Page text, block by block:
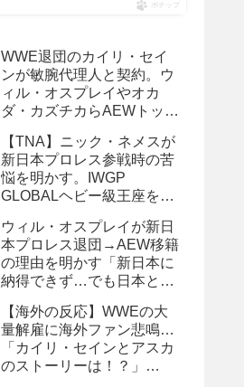
ポチップ
WWE退団のカイリ・セイ
ンが敏腕代理人と契約。ウ
ィル・オスプレイやオカ
ダ・カズチカらAEWトップ
【TNA】ニック・ネメスが
新日本プロレス参戦時の苦
悩を明かす。IWGP
GLOBALヘビー級王座を
挫
ウィル・オスプレイが新日
本プロレス退団→AEW移籍
の理由を明かす「新日本に
納得できず…でも日本との
【海外の反応】WWEの大
量解雇に海外ファン悲鳴…
「カイリ・セインとアスカ
のストーリーは！？」